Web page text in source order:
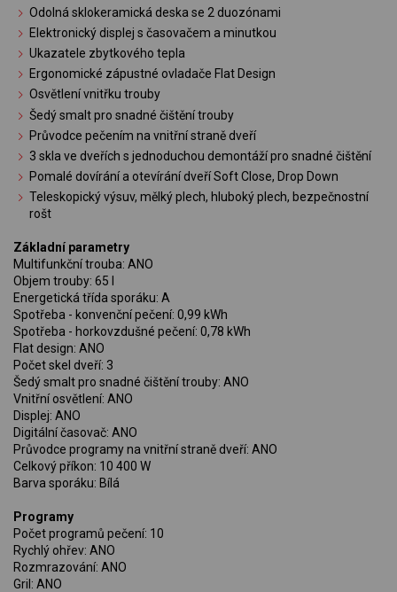
Odolná sklokeramická deska se 2 duozónami
Elektronický displej s časovačem a minutkou
Ukazatele zbytkového tepla
Ergonomické zápustné ovladače Flat Design
Osvětlení vnitřku trouby
Šedý smalt pro snadné čištění trouby
Průvodce pečením na vnitřní straně dveří
3 skla ve dveřích s jednoduchou demontáží pro snadné čištění
Pomalé dovírání a otevírání dveří Soft Close, Drop Down
Teleskopický výsuv, mělký plech, hluboký plech, bezpečnostní
rošt
Základní parametry
Multifunkční trouba: ANO
Objem trouby: 65 l
Energetická třída sporáku: A
Spotřeba - konvenční pečení: 0,99 kWh
Spotřeba - horkovzdušné pečení: 0,78 kWh
Flat design: ANO
Počet skel dveří: 3
Šedý smalt pro snadné čištění trouby: ANO
Vnitřní osvětlení: ANO
Displej: ANO
Digitální časovač: ANO
Průvodce programy na vnitřní straně dveří: ANO
Celkový příkon: 10 400 W
Barva sporáku: Bílá
Programy
Počet programů pečení: 10
Rychlý ohřev: ANO
Rozmrazování: ANO
Gril: ANO